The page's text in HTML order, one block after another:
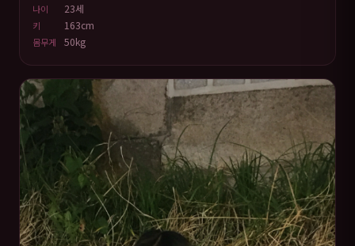
나이 23세
키 163cm
몸무게 50kg